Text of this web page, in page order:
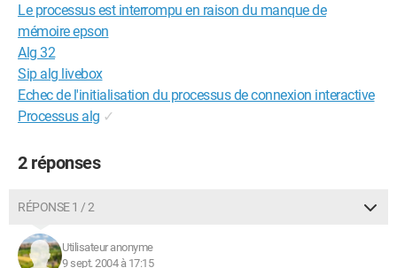
Le processus est interrompu en raison du manque de
mémoire epson
Alg 32
Sip alg livebox
Echec de l'initialisation du processus de connexion interactive
Processus alg ✓
2 réponses
RÉPONSE 1 / 2
Utilisateur anonyme
9 sept. 2004 à 17:15